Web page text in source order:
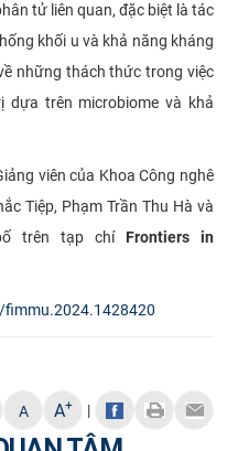
tử liên quan, đặc biệt là tác
khối u và khả năng kháng
những thách thức trong việc
dựa trên microbiome và khả
viên của Khoa Công nghê
Tiệp, Phạm Trần Thu Hà và
trên tạp chí Frontiers in
A A+ |